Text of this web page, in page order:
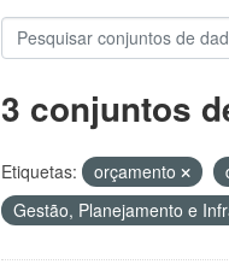
3 conjuntos
Etiquetas: orçamento
Gestão, Planejamento e